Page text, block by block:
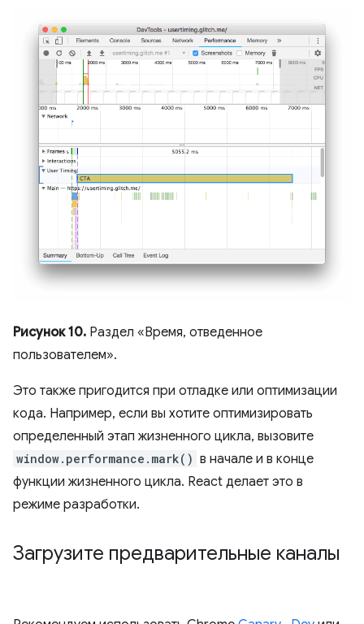
Рисунок 10. Раздел «Время, отведенное
пользователем».
Это также пригодится при отладке или оптимизации
кода. Например, если вы хотите оптимизировать
определенный этап жизненного цикла, вызовите
window.performance.mark() в начале и в конце
функции жизненного цикла. React делает это в
режиме разработки.
Загрузите предварительные каналы